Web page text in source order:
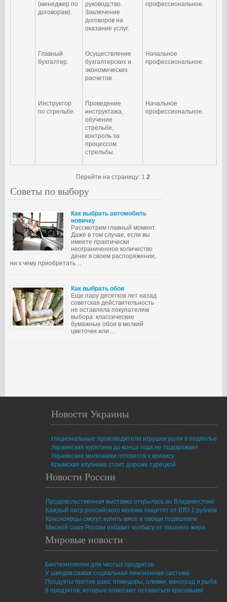
(менеджер по
договорам).
руководство.
Заключение
договоров на
оказание услуг.
профессиональное.
Главный
бухгалтер.
Осуществление
бухгалтерских и
экономических
расчетов.
Начальное
профессиональное.
Инструктор
по стрельбе.
Проведение
инструктажа,
обучение
стрельбе,
контроль за
процессом
стрельбы.
Начальное
профессиональное.
Перейти на страницу: 1 2
Советы по выбору
Как выбрать автомобиль
новичку
Рассмотрим главный момент.
Даже в том случае, если вы
имеете практически
неограниченное количество
денег в своем распоряжении,
ни к чему приобретать…
Как выбрать обои
Еще пару десятков лет назад
советская действительность
не оставляла покупателям
выбора: классические
бумажные обои в мелкий
цветочек или…
Новости Украины
Национальные производители игрушек ушли в подполье
Украинская курятина до конца года не подорожает
Украинские молочники готовятся к кризису
Крымская клубника стоит дороже турецкой
Новости России
Продовольственная выставка открылась во Владивостоке
Каждый литр российского молока защитят от ВТО 1 рублем
Красноярцы смогут купить мясо и овощи подешевле
Мясной союз России избавит колбасу от лишнего жира
Мировые новости
Биотехнологии для чистых продуктов
У шведов самая социальная пенсионная система
Продукты против рака: помидоры, оливки, виноград и рыба
8 продуктов, которые помогают оставаться красивыми